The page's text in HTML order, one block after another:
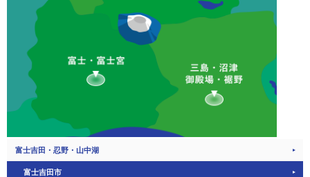
富士吉田・忍野・山中湖
富士吉田市